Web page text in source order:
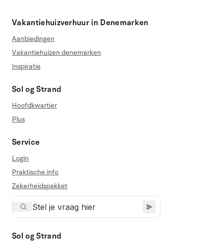
Vakantiehuizverhuur in Denemarken
Aanbiedingen
Vakantiehuizen denemarken
Inspiratie
Sol og Strand
Hoofdkwartier
Plus
Service
Login
Praktische info
Zekerheidspakket
Sol og Strand